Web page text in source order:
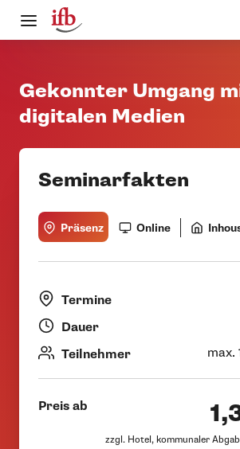
Gekonnter Umgang
digitalen Medien
Seminarfakten
Präsenz Online
Termine
Dauer
Teilnehmer
max.
Preis ab
zzgl. Hotel, kommunaler